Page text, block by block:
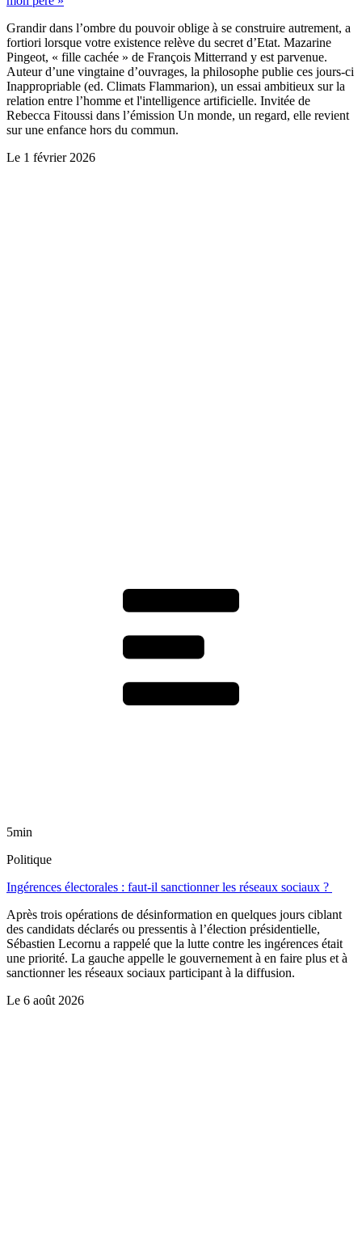
Grandir dans l’ombre du pouvoir oblige à se construire autrement, a
fortiori lorsque votre existence relève du secret d’Etat. Mazarine
Pingeot, « fille cachée » de François Mitterrand y est parvenue.
Auteur d’une vingtaine d’ouvrages, la philosophe publie ces jours-ci
Inappropriable (ed. Climats Flammarion), un essai ambitieux sur la
relation entre l’homme et l'intelligence artificielle. Invitée de
Rebecca Fitoussi dans l’émission Un monde, un regard, elle revient
sur une enfance hors du commun.
Le 1 février 2026
5min
Politique
Ingérences électorales : faut-il sanctionner les réseaux sociaux ?
Après trois opérations de désinformation en quelques jours ciblant
des candidats déclarés ou pressentis à l’élection présidentielle,
Sébastien Lecornu a rappelé que la lutte contre les ingérences était
une priorité. La gauche appelle le gouvernement à en faire plus et à
sanctionner les réseaux sociaux participant à la diffusion.
Le 6 août 2026